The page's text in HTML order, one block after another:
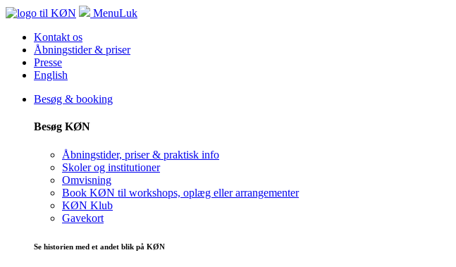
MenuLuk
Kontakt os
Åbningstider & priser
Presse
English
Besøg & booking
Besøg KØN
Åbningstider, priser & praktisk info
Skoler og institutioner
Omvisning
Book KØN til workshops, oplæg eller arrangementer
KØN Klub
Gavekort
Se historien med et andet blik på KØN